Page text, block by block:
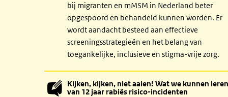
bij migranten en mMSM in Nederland beter
opgespoord en behandeld kunnen worden. Er
wordt aandacht besteed aan effectieve
screeningsstrategieën en het belang van
toegankelijke, inclusieve en stigma-vrije zorg.
Kijken, kijken, niet aaien! Wat we kunnen leren
van 12 jaar rabiës risico-incidenten